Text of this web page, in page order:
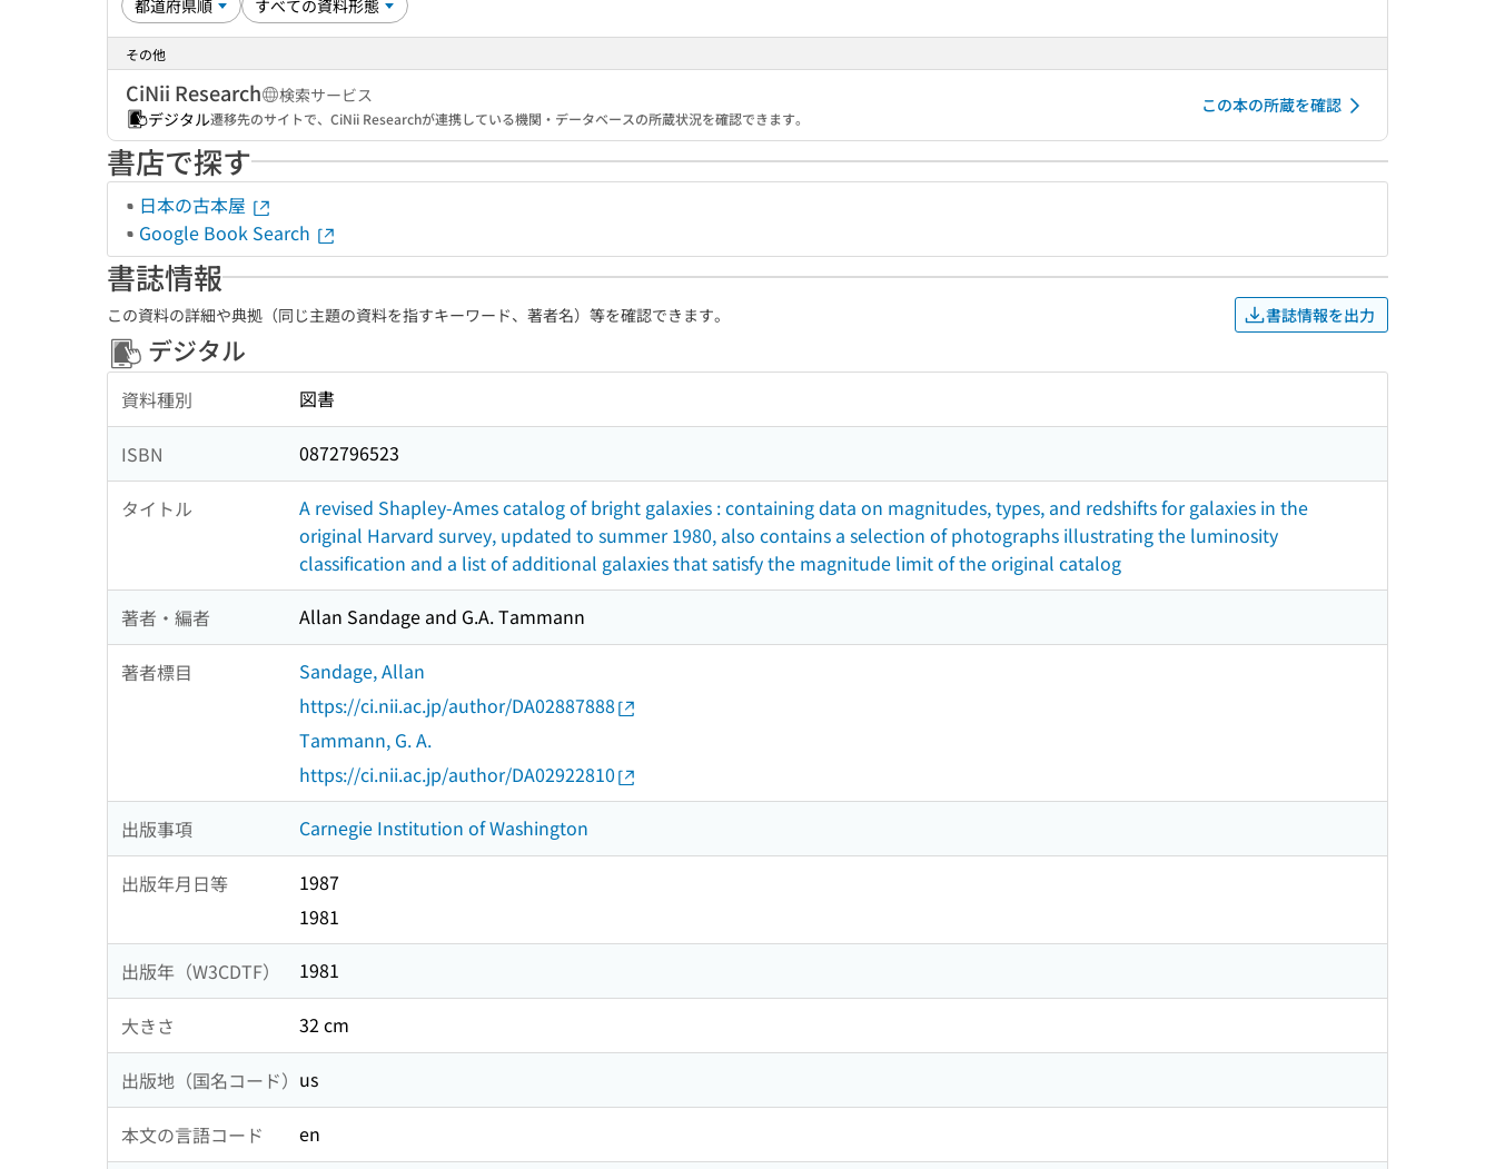
その他
CiNii Research
検索サービス
デジタル遷移先のサイトで、CiNii Researchが連携している機関・データベースの所蔵状況を確認できます。
この本の所蔵を確認
書店で探す
日本の古本屋
Google Book Search
書誌情報
この資料の詳細や典拠（同じ主題の資料を指すキーワード、著者名）等を確認できます。 書誌情報を出力
デジタル
資料種別 図書
ISBN 0872796523
タイトル
A revised Shapley-Ames catalog of bright galaxies : containing data on magnitudes, types, and redshifts for galaxies in the
original Harvard survey, updated to summer 1980, also contains a selection of photographs illustrating the luminosity
classification and a list of additional galaxies that satisfy the magnitude limit of the original catalog
著者・編者 Allan Sandage and G.A. Tammann
著者標目
Sandage, Allan
https://ci.nii.ac.jp/author/DA02887888
Tammann, G. A.
https://ci.nii.ac.jp/author/DA02922810
出版事項 Carnegie Institution of Washington
出版年月日等
1987
1981
出版年（W3CDTF） 1981
大きさ 32 cm
出版地（国名コード） us
本文の言語コード en